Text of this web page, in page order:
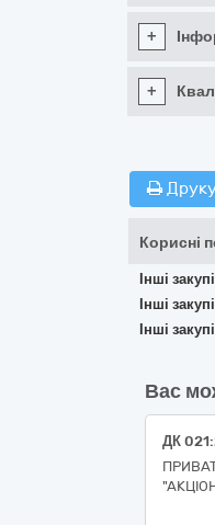
+
+
Корисні
Інші
Інші
Інші
Вас